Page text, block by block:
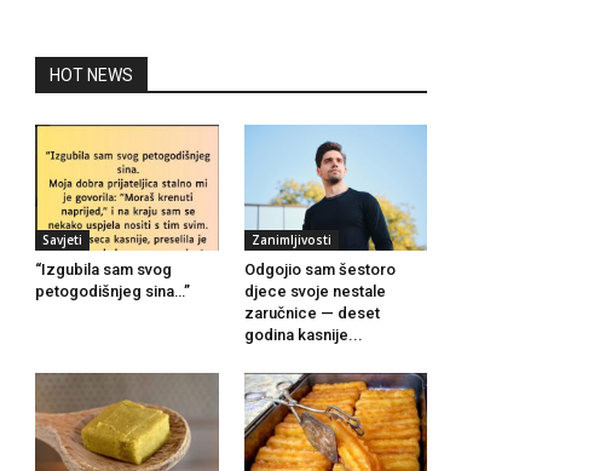
HOT NEWS
Savjeti
“Izgubila sam svog
petogodišnjeg sina…”
Zanimljivosti
Odgojio sam šestoro
djece svoje nestale
zaručnice — deset
godina kasnije...